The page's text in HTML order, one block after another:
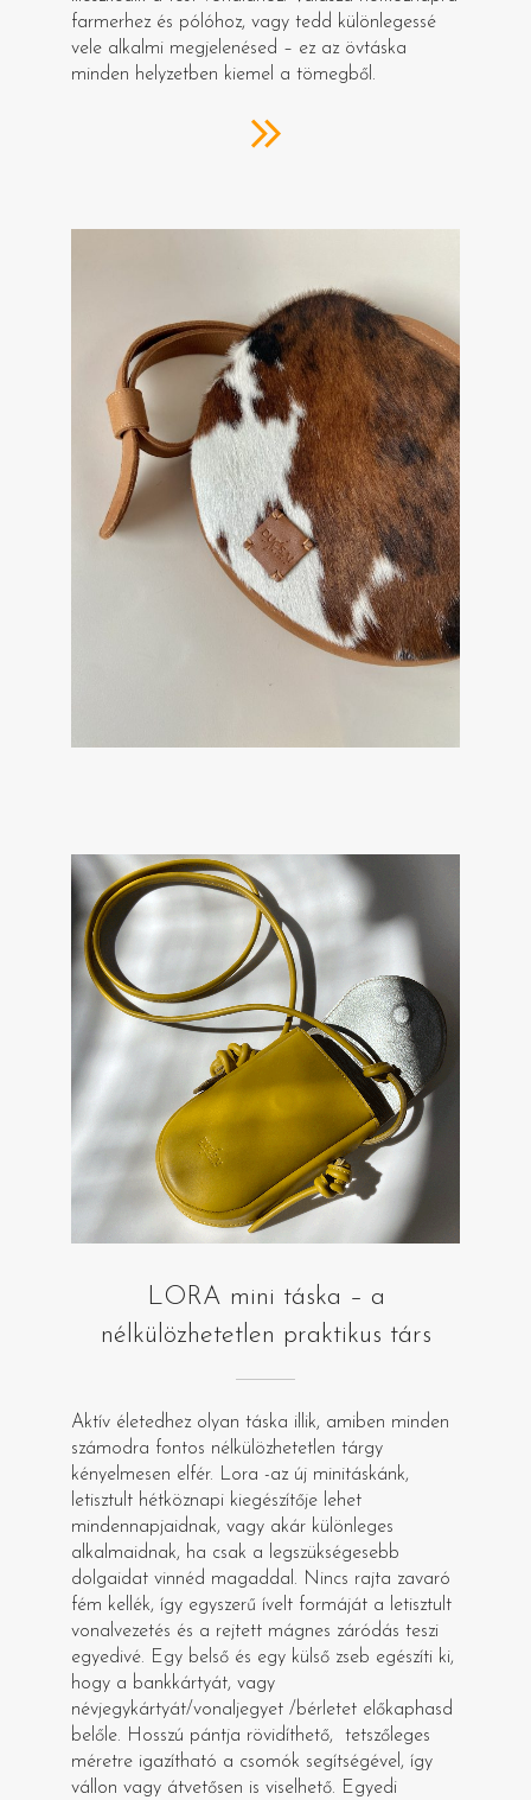
farmerhez és pólóhoz, vagy tedd különlegessé
vele alkalmi megjelenésed – ez az övtáska
minden helyzetben kiemel a tömegből.
LORA mini táska – a
nélkülözhetetlen praktikus társ
Aktív életedhez olyan táska illik, amiben minden
számodra fontos nélkülözhetetlen tárgy
kényelmesen elfér. Lora -az új minitáskánk,
letisztult hétköznapi kiegészítője lehet
mindennapjaidnak, vagy akár különleges
alkalmaidnak, ha csak a legszükségesebb
dolgaidat vinnéd magaddal. Nincs rajta zavaró
fém kellék, így egyszerű ívelt formáját a letisztult
vonalvezetés és a rejtett mágnes záródás teszi
egyedivé. Egy belső és egy külső zseb egészíti ki,
hogy a bankkártyát, vagy
névjegykártyát/vonaljegyet /bérletet előkaphasd
belőle. Hosszú pántja rövidíthető, tetszőleges
méretre igazítható a csomók segítségével, így
vállon vagy átvetősen is viselhető. Egyedi